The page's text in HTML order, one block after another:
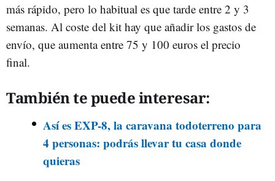
más rápido, pero lo habitual es que tarde entre 2 y 3
semanas. Al coste del kit hay que añadir los gastos de
envío, que aumenta entre 75 y 100 euros el precio
final.
También te puede interesar:
Así es EXP-8, la caravana todoterreno para
4 personas: podrás llevar tu casa donde
quieras